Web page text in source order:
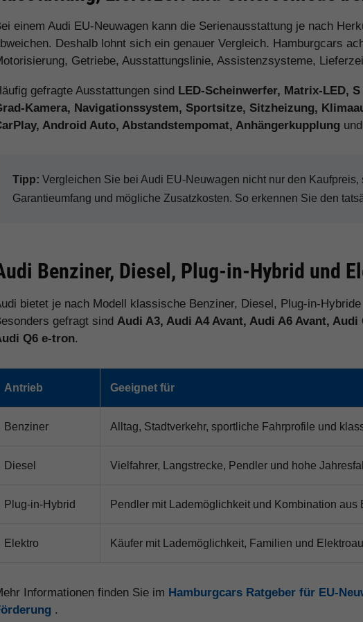
einem Audi EU-Neuwagen kann die Serienausstattung je nach
Deshalb lohnt sich ein genauer Vergleich. Hamburgcars
Getriebe, Ausstattungslinie, Assistenzsysteme,
gefragte Ausstattungen sind LED-Scheinwerfer, Matrix-LED,
Kamera, Navigationssystem, Sportsitze, Sitzheizung,
Android Auto, Abstandstempomat, Anhängerkupplung
Tipp: Vergleichen Sie bei Audi EU-Neuwagen nicht nur den Kaufpreis,
Garantieumfang und mögliche Zusatzkosten. So erkennen Sie den
Benziner, Diesel, Plug-in-Hybrid und
bietet je nach Modell klassische Benziner, Diesel, Plug-in-
gefragt sindAudi A3, Audi A4 Avant, Audi A6 Avant,
Q6 e-tron.
Antrieb Geeignet für
Benziner Alltag, Stadtverkehr, sportliche Fahrprofile und
Diesel Vielfahrer, Langstrecke, Pendler und hohe
Plug-in-Hybrid Pendler mit Lademöglichkeit und Kombination aus
Elektro Käufer mit Lademöglichkeit, Familien und
Informationen finden Sie im Hamburgcars Ratgeber für EU-
.